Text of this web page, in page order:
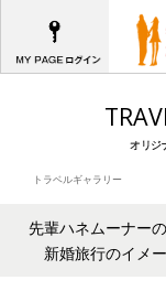
オリジ
トラベルギャラリー
先輩ハネムーナー
新婚旅行のイメ